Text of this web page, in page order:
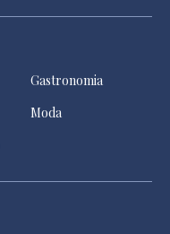
Gastronomia
Moda